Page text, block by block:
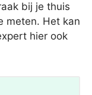
bij je thuis
meten. Het kan
hier ook